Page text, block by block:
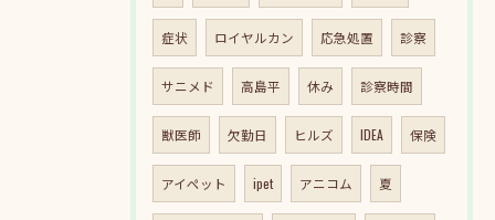
症状 ロイヤルカン 応急処置 診察
サニメド 高島平 休み 診察時間
獣医師 欠勤日 ヒルズ IDEA 保険
アイペット ipet アニコム 夏